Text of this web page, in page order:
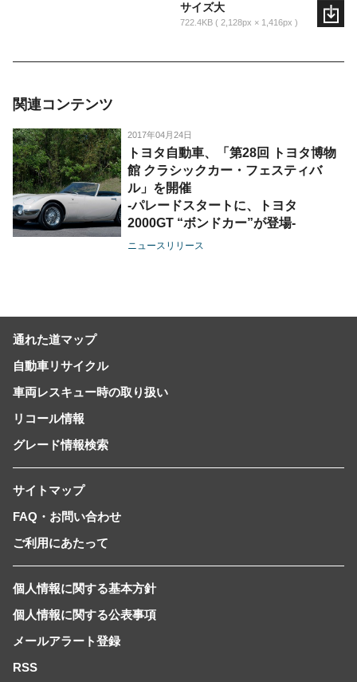
サイズ大
722.4KB 2,128px × 1,416px
関連コンテンツ
2017年04月24日
トヨタ自動車、「第28回 トヨタ博物
館 クラシックカー・フェスティバ
ル」を開催
-パレードスタートに、トヨタ
2000GT “ボンドカー”が登場-
ニュースリリース
通れた道マップ
自動車リサイクル
車両レスキュー時の取り扱い
リコール情報
グレード情報検索
サイトマップ
FAQ・お問い合わせ
ご利用にあたって
個人情報に関する基本方針
個人情報に関する公表事項
メールアラート登録
RSS